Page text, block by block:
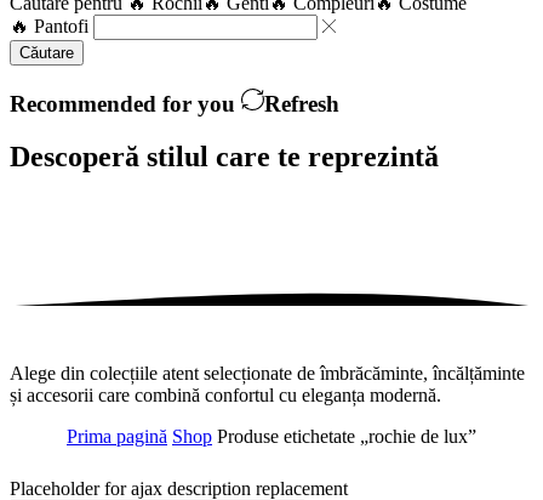
🔥 Pantofi
Căutare
Recommended for you Refresh
Descoperă stilul care te reprezintă
Alege din colecțiile atent selecționate de îmbrăcăminte, încălțăminte
și accesorii care combină confortul cu eleganța modernă.
Prima pagină Shop Produse etichetate „rochie de lux”
Placeholder for ajax description replacement